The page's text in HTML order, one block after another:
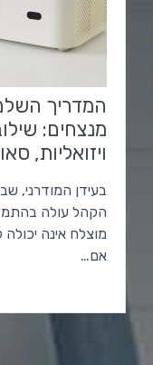
המדריך
מנצחים:
ויזואליות,
בעידן המודרני,
הקהל עולה
מוצלח אינה יכולה
אם…